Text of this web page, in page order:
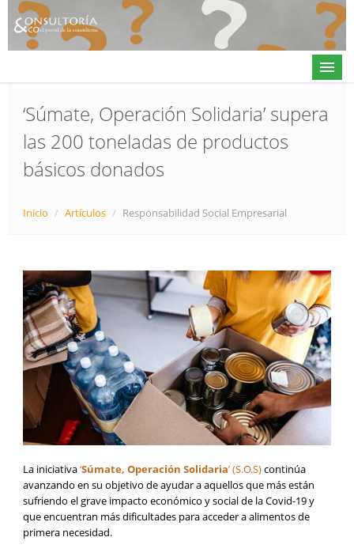
Actualidad
Directorio
Alta en directorio / Log in
𝕏
‘Súmate, Operación Solidaria’ supera
las 200 toneladas de productos
básicos donados
Inicio / Artículos / Responsabilidad Social Empresarial
La iniciativa‘Súmate, Operación Solidaria’ (S.O.S)continúa
avanzando en su objetivo de ayudar a aquellos que más están
sufriendo el grave impacto económico y social de la Covid-19 y
que encuentran más dificultades para acceder a alimentos de
primera necesidad.